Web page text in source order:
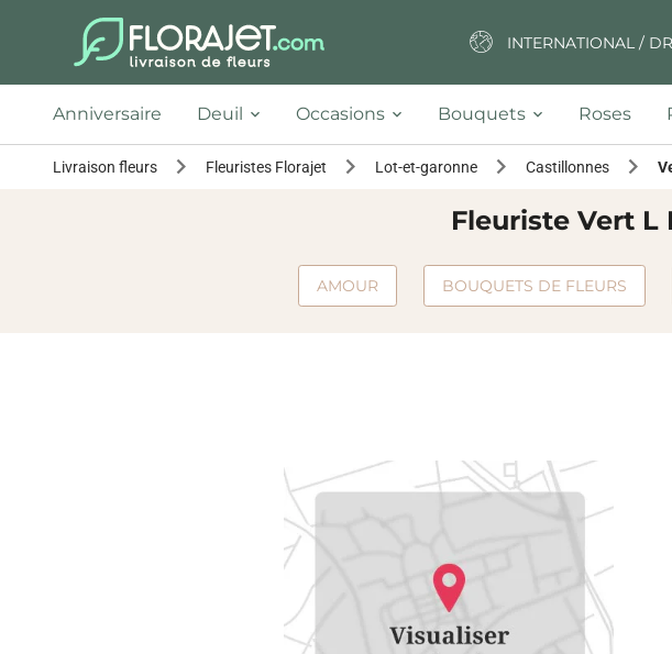
INTERNATIONAL /
Anniversaire Deuil Occasions Bouquets Roses
Livraison fleurs Fleuristes Florajet Lot-et-garonne Castillonnes
Fleuriste Vert L
AMOUR BOUQUETS DE FLEURS